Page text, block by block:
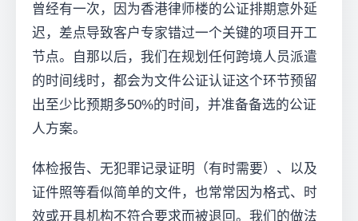
曾经有一次，因为香港律师楼的公证排期意外延
迟，差点导致客户专家错过一个关键的项目开工
节点。自那以后，我们在规划任何跨境人员派遣
的时间线时，都会为文件公证认证这个环节预留
出至少比预期多50%的时间，并准备备选的公证
人方案。
体检报告、无犯罪记录证明（有时需要）、以及
证件照等看似简单的文件，也常常因为格式、时
效或开具机构不符合要求而被退回。我们的做法